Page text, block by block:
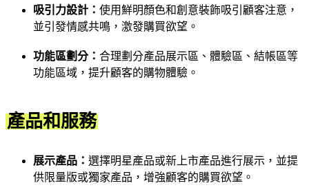
吸引力設計： 使用鮮明顏色和創意裝飾吸引顧客注意，
並引發情感共鳴，激發購買欲望。
功能區劃分： 合理劃分產品展示區、體驗區、結帳區等
功能區域，提升顧客的購物體驗。
產品和服務
展示產品： 選擇明星產品或新上市產品進行展示，並提
供限量版或獨家產品，增強顧客的購買欲望。